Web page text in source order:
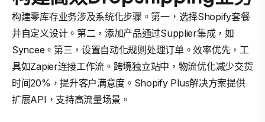
构建零库存业务涉及系统化步骤。第一，选择Shopify套餐
并自定义设计。第二，添加产品通过Supplier集成，如
Syncee。第三，设置自动化规则处理订单。效率优先，工
具如Zapier连接工作流。跨境独立站中，物流优化减少交货
时间20%，提升客户满意度。Shopify Plus解决方案提供
扩展API，支持高流量场景。